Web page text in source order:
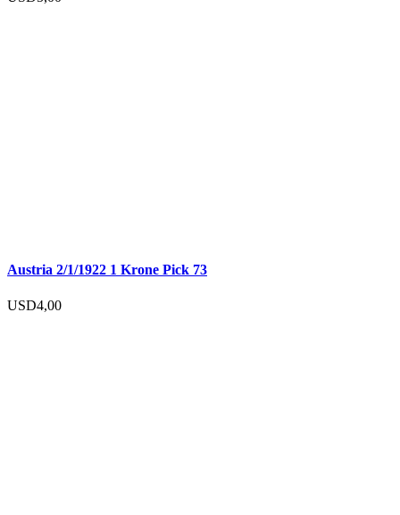
Austria 2/1/1922 1 Krone Pick 73
USD4,00